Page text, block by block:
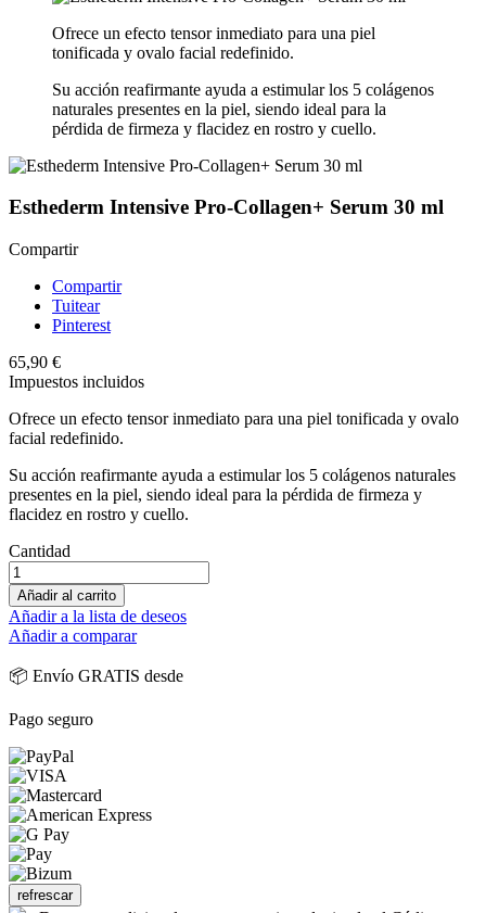
Ofrece un efecto tensor inmediato para una piel
tonificada y ovalo facial redefinido.
Su acción reafirmante ayuda a estimular los 5 colágenos
naturales presentes en la piel, siendo ideal para la
pérdida de firmeza y flacidez en rostro y cuello.
Esthederm Intensive Pro-Collagen+ Serum 30 ml
Compartir
Compartir
Tuitear
Pinterest
65,90 €
Impuestos incluidos
Ofrece un efecto tensor inmediato para una piel tonificada y ovalo
facial redefinido.
Su acción reafirmante ayuda a estimular los 5 colágenos naturales
presentes en la piel, siendo ideal para la pérdida de firmeza y
flacidez en rostro y cuello.
Cantidad
Añadir al carrito
Añadir a la lista de deseos
Añadir a comparar
📦 Envío GRATIS desde
Pago seguro